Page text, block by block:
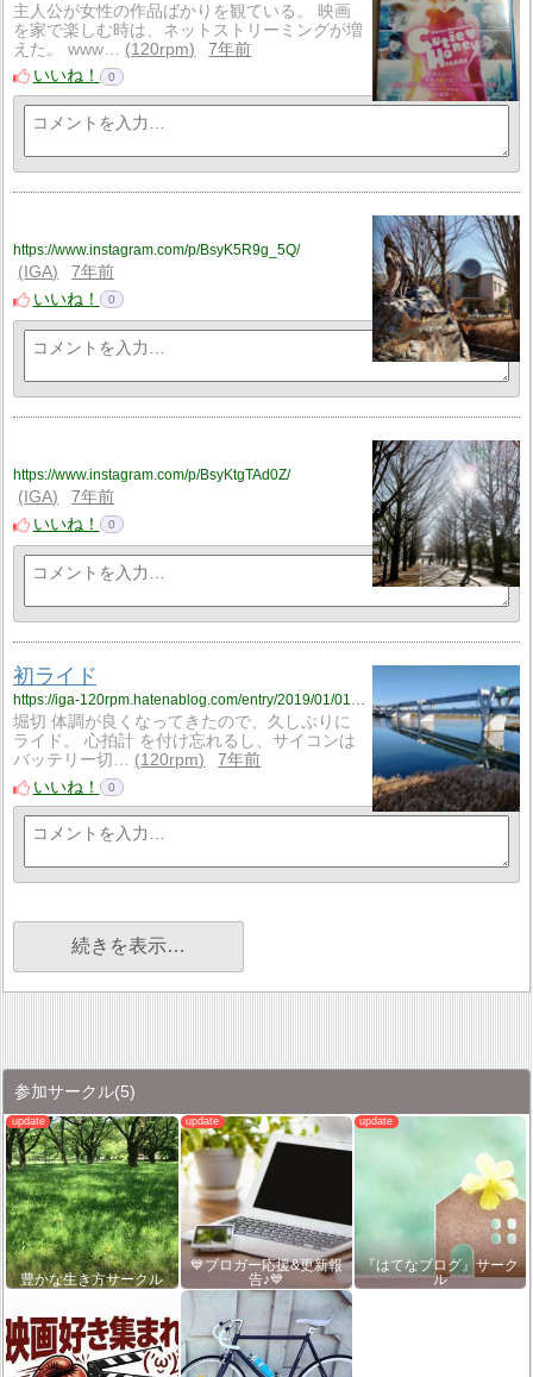
主人公が女性の作品ばかりを観ている。 映画
を家で楽しむ時は、ネットストリーミングが増
えた。 www…
120rpm
7年前
いいね！
0
https://www.instagram.com/p/BsyK5R9g_5Q/
IGA
7年前
いいね！
0
https://www.instagram.com/p/BsyKtgTAd0Z/
IGA
7年前
いいね！
0
初ライド
https://iga-120rpm.hatenablog.com/entry/2019/01/01/214751?utm_source=feed
堀切 体調が良くなってきたので、久しぶりに
ライド。 心拍計 を付け忘れるし、サイコンは
バッテリー切…
120rpm
7年前
いいね！
0
続きを表示…
参加サークル(5)
豊かな生き方サークル
💙ブロガー応援&更新報
告♪💙
『はてなブログ』サーク
ル